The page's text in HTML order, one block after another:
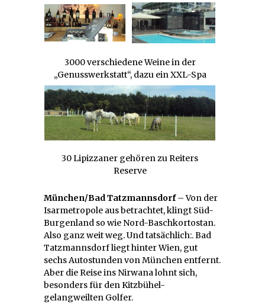
3000 verschiedene Weine in der
„Genusswerkstatt“, dazu ein XXL-Spa
30 Lipizzaner gehören zu Reiters
Reserve
München/Bad Tatzmannsdorf– Von der
Isarmetropole aus betrachtet, klingt Süd-
Burgenland so wie Nord-Baschkortostan.
Also ganz weit weg. Und tatsächlich:. Bad
Tatzmannsdorf liegt hinter Wien, gut
sechs Autostunden von München entfernt.
Aber die Reise ins Nirwana lohnt sich,
besonders für den Kitzbühel-
gelangweilten Golfer.